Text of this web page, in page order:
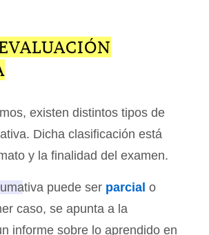
existen distintos tipos de
Dicha clasificación está
y la finalidad del examen.
puede ser parcial o
caso, se apunta a la
informe sobre lo aprendido en